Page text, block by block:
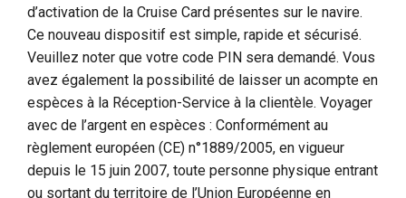
d’activation de la Cruise Card présentes sur le navire.
Ce nouveau dispositif est simple, rapide et sécurisé.
Veuillez noter que votre code PIN sera demandé. Vous
avez également la possibilité de laisser un acompte en
espèces à la Réception-Service à la clientèle. Voyager
avec de l’argent en espèces : Conformément au
règlement européen (CE) n°1889/2005, en vigueur
depuis le 15 juin 2007, toute personne physique entrant
ou sortant du territoire de l’Union Européenne en